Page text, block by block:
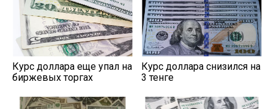
Курс доллара еще упал на
биржевых торгах
Курс доллара снизился на
3 тенге